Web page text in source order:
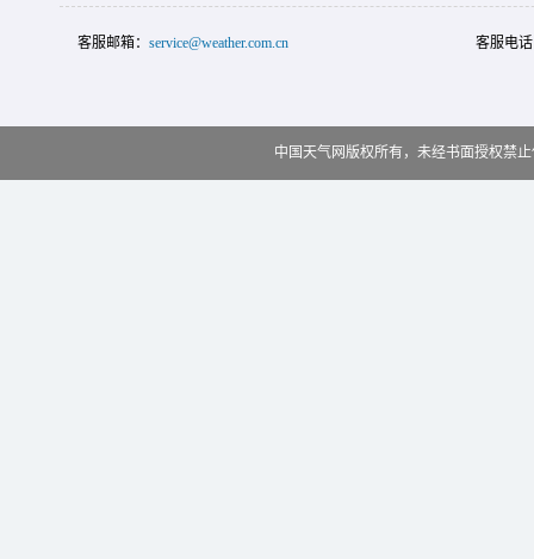
客服邮箱： service@weather.com.cn 客服电
中国天气网版权所有，未经书面授权